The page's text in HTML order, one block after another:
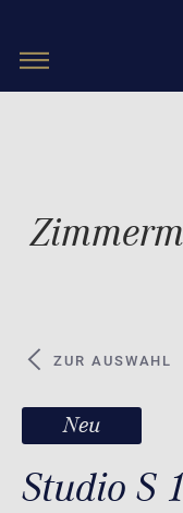
Toggle
ZUR AUSWAHL
Neu
Studio S